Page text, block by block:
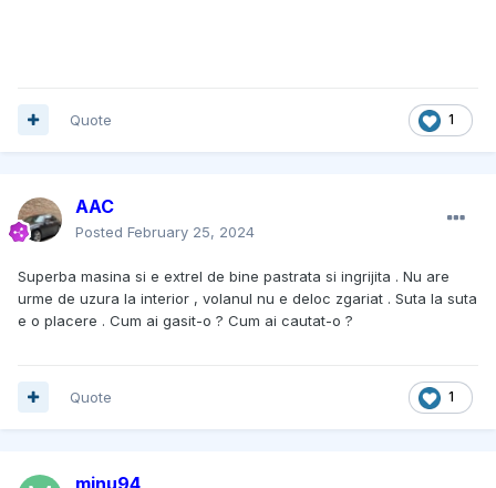
1
Quote
AAC
Posted February 25, 2024
Superba masina si e extrel de bine pastrata si ingrijita . Nu are
urme de uzura la interior , volanul nu e deloc zgariat . Suta la suta
e o placere . Cum ai gasit-o ? Cum ai cautat-o ?
1
Quote
minu94